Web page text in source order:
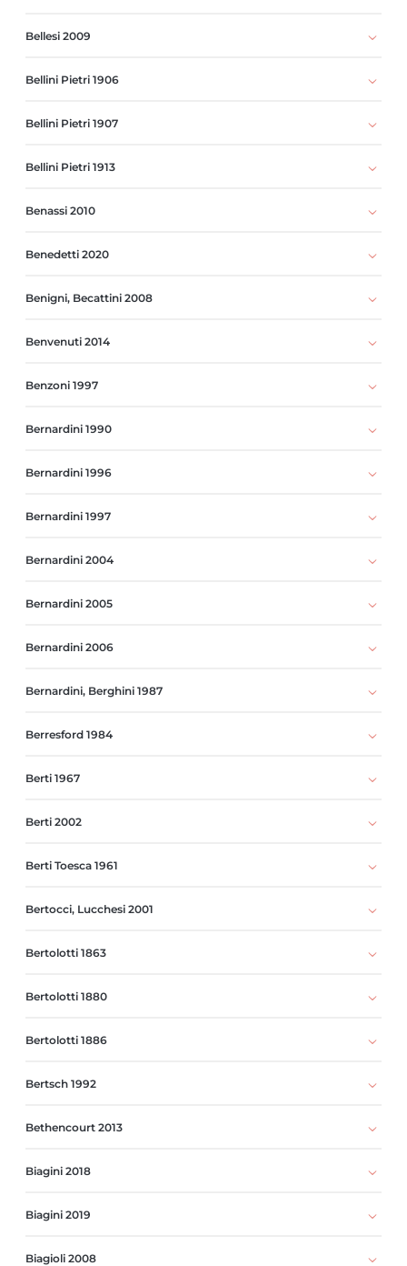
Bellesi 2009
Bellini Pietri 1906
Bellini Pietri 1907
Bellini Pietri 1913
Benassi 2010
Benedetti 2020
Benigni, Becattini 2008
Benvenuti 2014
Benzoni 1997
Bernardini 1990
Bernardini 1996
Bernardini 1997
Bernardini 2004
Bernardini 2005
Bernardini 2006
Bernardini, Berghini 1987
Berresford 1984
Berti 1967
Berti 2002
Berti Toesca 1961
Bertocci, Lucchesi 2001
Bertolotti 1863
Bertolotti 1880
Bertolotti 1886
Bertsch 1992
Bethencourt 2013
Biagini 2018
Biagini 2019
Biagioli 2008